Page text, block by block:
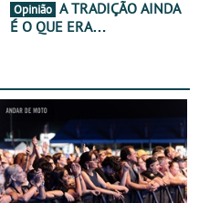
Opinião
É O QUE ERA…